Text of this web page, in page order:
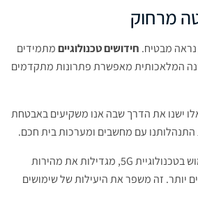
מרחוק
מבטיח. חידושים טכנולוגייםמתמידים
המלאכותית מאפשרת פתרונות מתקדמים
אלו ישנו את הדרך שבה אנו משקיעים באבטחת
עם מחשבים ומערכות בית חכם.
חדשות, כמו השימוש בטכנולוגיית 5G, מגדילות את מהירות
יותר. זה משפר את היעילות של שימושים